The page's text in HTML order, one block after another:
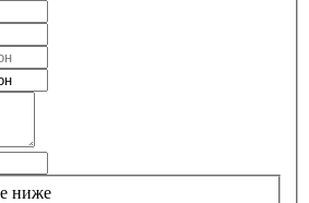
ниже